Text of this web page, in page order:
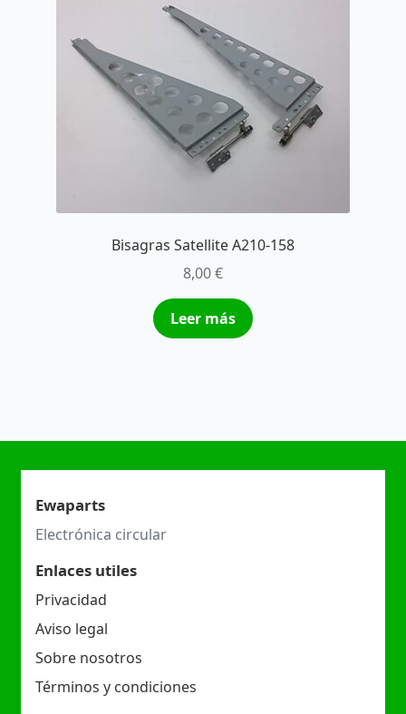
Bisagras Satellite A210-158
8,00€
Leer más
Ewaparts
Electrónica circular
Enlaces utiles
Privacidad
Aviso legal
Sobre nosotros
Términos y condiciones